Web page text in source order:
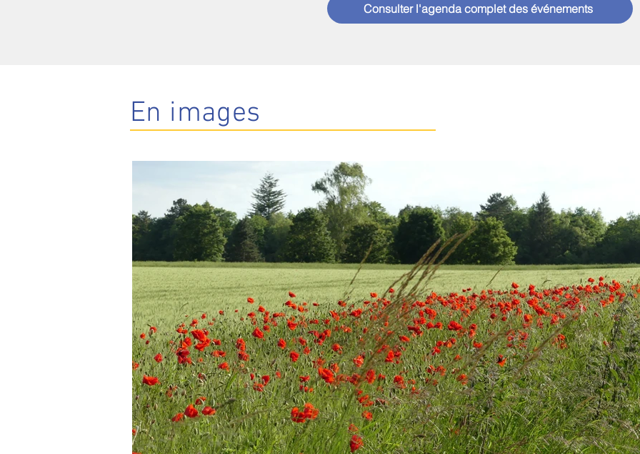
Consulter l'agenda complet des événements
En images